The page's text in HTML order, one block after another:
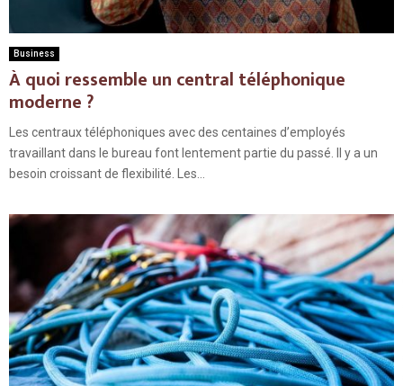
Business
À quoi ressemble un central téléphonique
moderne ?
Les centraux téléphoniques avec des centaines d’employés
travaillant dans le bureau font lentement partie du passé. Il y a un
besoin croissant de flexibilité. Les...